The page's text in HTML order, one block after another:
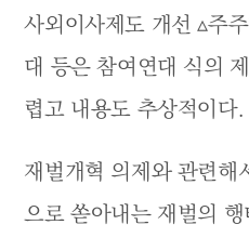
사외이사제도 개선 ▵주
대 등은 참여연대 식의
렵고 내용도 추상적이다.
재벌개혁 의제와 관련해
으로 쏟아내는 재벌의 행